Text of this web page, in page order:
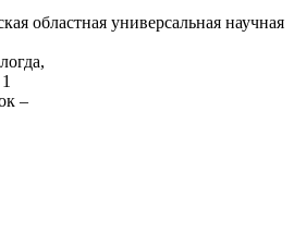
областная универсальная научная
–